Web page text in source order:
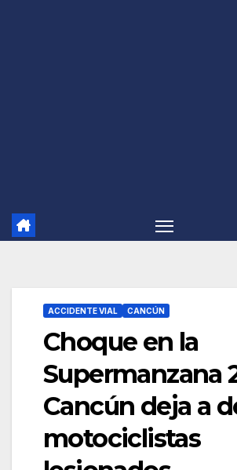
ACCIDENTE VIAL CANCÚN
Choque en la
Supermanzana
Cancún deja a
motociclistas